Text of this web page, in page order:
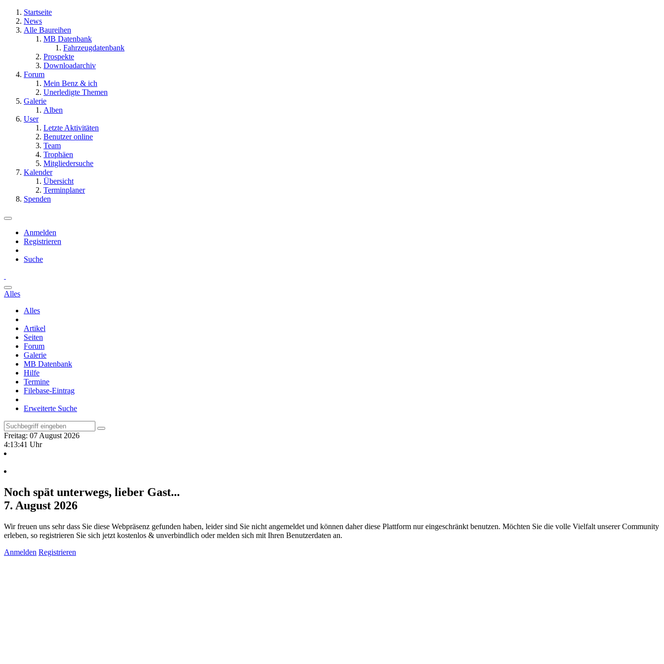
Startseite
News
Alle Baureihen
MB Datenbank
Fahrzeugdatenbank
Prospekte
Downloadarchiv
Forum
Mein Benz & ich
Unerledigte Themen
Galerie
Alben
User
Letzte Aktivitäten
Benutzer online
Team
Trophäen
Mitgliedersuche
Kalender
Übersicht
Terminplaner
Spenden
Anmelden
Registrieren
Suche
Alles
Alles
Artikel
Seiten
Forum
Galerie
MB Datenbank
Hilfe
Termine
Filebase-Eintrag
Erweiterte Suche
Freitag: 07 August 2026
4:13:41 Uhr
Noch spät unterwegs, lieber Gast...
7. August 2026
Wir freuen uns sehr dass Sie diese Webpräsenz gefunden haben, leider sind Sie nicht angemeldet und können daher diese Plattform nur eingeschränkt benutzen. Möchten Sie die volle Vielfalt unserer Community
erleben, so registrieren Sie sich jetzt kostenlos & unverbindlich oder melden sich mit Ihren Benutzerdaten an.
Anmelden Registrieren